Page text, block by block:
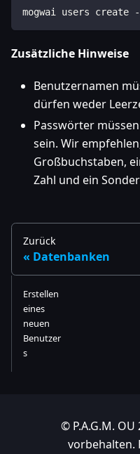
mogwai users create
Zusätzliche Hinweise
Benutzernamen
dürfen weder
Passwörter
sein. Wir
Großbuchstaben,
Zahl und ein
Zurück
Datenbanken
Erstellen
eines
neuen
Benutzer
s
© P.A.G.M. OU
vorbehalten.